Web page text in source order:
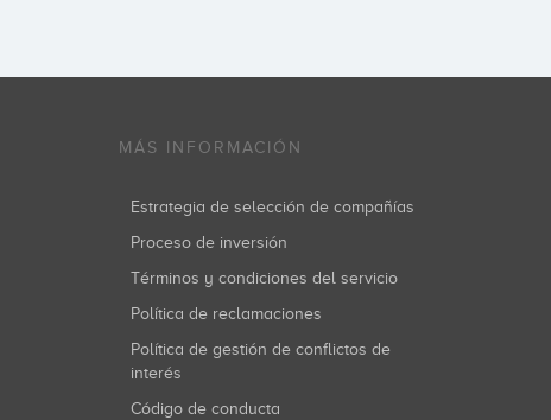
MÁS INFORMACIÓN
Estrategia de selección de compañías
Proceso de inversión
Términos y condiciones del servicio
Política de reclamaciones
Política de gestión de conflictos de
interés
Código de conducta